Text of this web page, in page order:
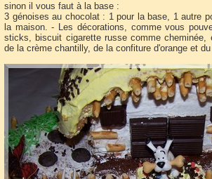
sinon il vous faut à la base :
3 génoises au chocolat : 1 pour la base, 1 autre
la maison. - Les décorations, comme vous
sticks, biscuit cigarette russe comme cheminée,
de la crème chantilly, de la confiture d'orange et